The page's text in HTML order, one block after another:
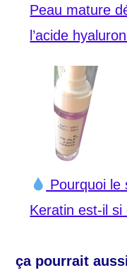
Peau mature
l’acide
Pourquoi le
Keratin est-il si
ça pourrait